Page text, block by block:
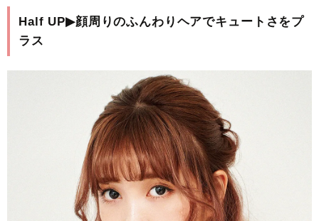
Half UP▶︎顔周りのふんわりヘアでキュートさをプ
ラス